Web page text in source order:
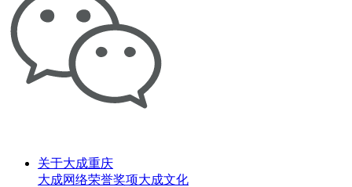
关于大成重庆
大成网络荣誉奖项大成文化